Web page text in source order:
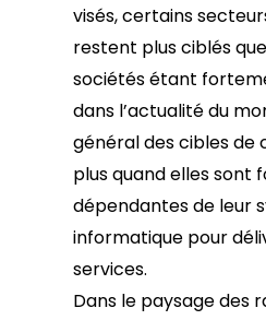
visés, certains
restent plus ciblés
sociétés étant
dans l’actualité du
général des cibles de
plus quand elles sont
dépendantes de leur
informatique pour
services.
Dans le paysage des